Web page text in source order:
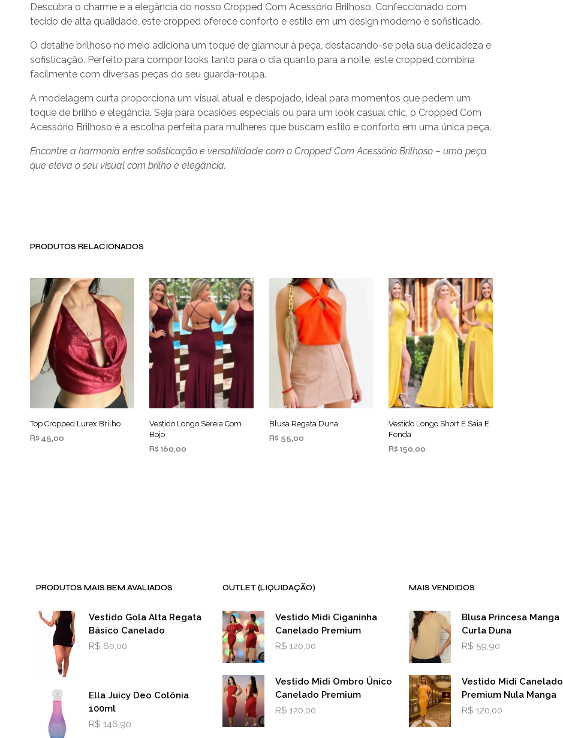
Descubra o charme e a elegância do nosso Cropped Com Acessório Brilhoso. Confeccionado com
tecido de alta qualidade, este cropped oferece conforto e estilo em um design moderno e sofisticado.
O detalhe brilhoso no meio adiciona um toque de glamour à peça, destacando-se pela sua delicadeza e
sofisticação. Perfeito para compor looks tanto para o dia quanto para a noite, este cropped combina
facilmente com diversas peças do seu guarda-roupa.
A modelagem curta proporciona um visual atual e despojado, ideal para momentos que pedem um
toque de brilho e elegância. Seja para ocasiões especiais ou para um look casual chic, o Cropped Com
Acessório Brilhoso é a escolha perfeita para mulheres que buscam estilo e conforto em uma única peça.
Encontre a harmonia entre sofisticação e versatilidade com o Cropped Com Acessório Brilhoso – uma peça
que eleva o seu visual com brilho e elegância.
PRODUTOS RELACIONADOS
Top Cropped Lurex Brilho
R$ 45,00
Vestido Longo Sereia Com
Bojo
R$ 160,00
Blusa Regata Duna
R$ 55,00
Vestido Longo Short E Saia E
Fenda
R$ 150,00
PRODUTOS MAIS BEM AVALIADOS
Vestido Gola Alta Regata
Básico Canelado
R$ 60,00
Ella Juicy Deo Colônia
100ml
R$ 146,90
OUTLET (LIQUIDAÇÃO)
Vestido Midi Ciganinha
Canelado Premium
R$ 120,00
Vestido Midi Ombro Único
Canelado Premium
R$ 120,00
MAIS VENDIDOS
Blusa Princesa Manga
Curta Duna
R$ 59,90
Vestido Midi Canelado
Premium Nula Manga
R$ 120,00